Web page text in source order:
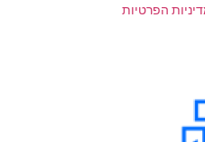
הפרטיות